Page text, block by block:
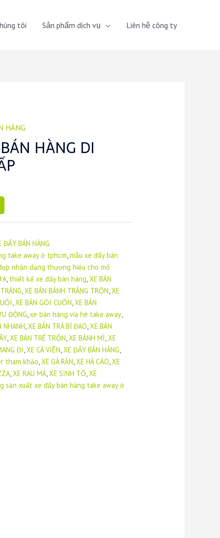
tôi Sản phẩm dịch vụ Liên hệ công ty
HÀNG
HÀNG DI
ĐẨY BÁN HÀNG
take away ở tphcm,mẫu xe đẩy bán
nhận dạng thương hiệu cho mô
, thiết kế xe đẩy bán hàng,XE BÁN
,XE BÁN BÁNH TRÁNG TRỘN,XE
,XE BÁN GỎI CUỐN,XE BÁN
ĐỘNG,xe bán hàng vỉa hè take away,
NHANH,XE BÁN TRÀ BÍ ĐAO,XE BÁN
,XE BÁN TRÉ TRỘN,XE BÁNH MÌ,XE
ĐI,XE CÁ VIÊN,XE ĐẨY BÁN HÀNG,
tham khảo,XE GÀ RÁN,XE HÁ CẢO,XE
,XE RAU MÁ,XE SINH TỐ,XE
sản xuất xe đẩy bán hàng take away ở